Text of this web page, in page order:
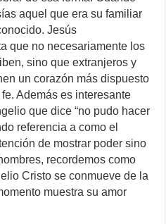
aquel que era su familiar
Jesús
que no necesariamente los
sino que extranjeros y
un corazón más dispuesto
Además es interesante
que dice “no pudo hacer
referencia a como el
de mostrar poder sino
recordemos como
Cristo se conmueve de la
muestra su amor